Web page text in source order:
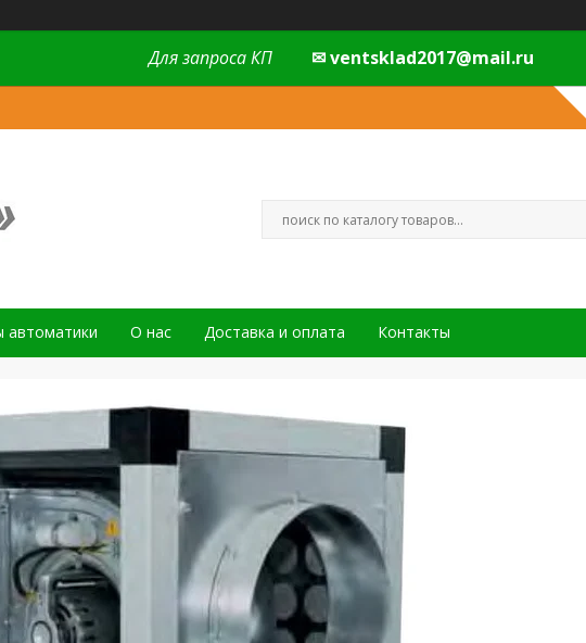
Для запроса КП ✉ ventsklad2017@mail.ru
автоматики О нас Доставка и оплата Контакты